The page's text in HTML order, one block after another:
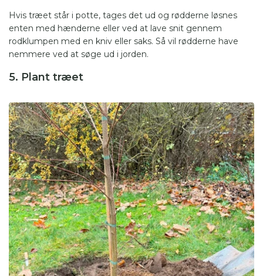
Hvis træet står i potte, tages det ud og rødderne løsnes
enten med hænderne eller ved at lave snit gennem
rodklumpen med en kniv eller saks. Så vil rødderne have
nemmere ved at søge ud i jorden.
5. Plant træet